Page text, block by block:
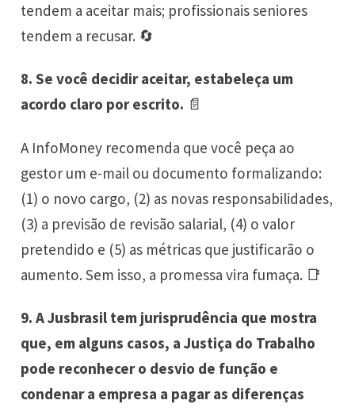
tendem a aceitar mais; profissionais seniores
tendem a recusar. 🔄
8. Se você decidir aceitar, estabeleça um
acordo claro por escrito. 📄
A InfoMoney recomenda que você peça ao
gestor um e-mail ou documento formalizando:
(1) o novo cargo, (2) as novas responsabilidades,
(3) a previsão de revisão salarial, (4) o valor
pretendido e (5) as métricas que justificarão o
aumento. Sem isso, a promessa vira fumaça. 📑
9. A Jusbrasil tem jurisprudência que mostra
que, em alguns casos, a Justiça do Trabalho
pode reconhecer o desvio de função e
condenar a empresa a pagar as diferenças